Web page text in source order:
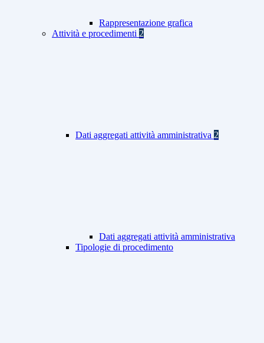
Rappresentazione grafica
Attività e procedimenti 2
Dati aggregati attività amministrativa 2
Dati aggregati attività amministrativa
Tipologie di procedimento